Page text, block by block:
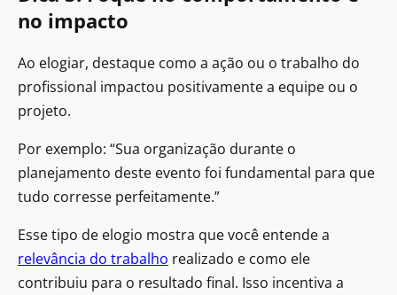
no impacto
Ao elogiar, destaque como a ação ou o trabalho do
profissional impactou positivamente a equipe ou o
projeto.
Por exemplo: “Sua organização durante o
planejamento deste evento foi fundamental para que
tudo corresse perfeitamente.”
Esse tipo de elogio mostra que você entende a
relevância do trabalho realizado e como ele
contribuiu para o resultado final. Isso incentiva a